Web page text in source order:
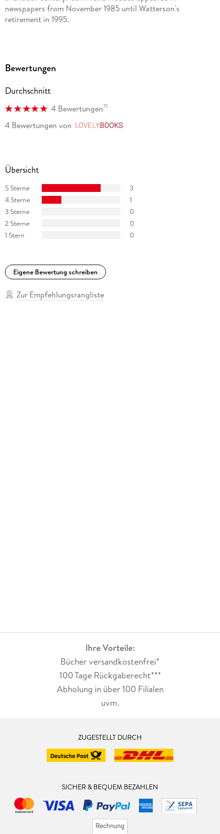
newspapers from November 1985 until Watterson's
retirement in 1995.
Bewertungen
Durchschnitt
4 Bewertungen15
4 Bewertungen von
Übersicht
5 Sterne
3
4 Sterne
1
3 Sterne
0
2 Sterne
0
1 Stern
0
Eigene Bewertung schreiben
Zur Empfehlungsrangliste
Ihre Vorteile:
Bücher versandkostenfrei*
100 Tage Rückgaberecht***
Abholung in über 100 Filialen
uvm.
ZUGESTELLT DURCH
SICHER & BEQUEM BEZAHLEN